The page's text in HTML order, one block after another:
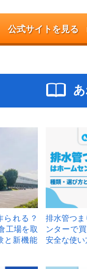
公式サイトを見る
られる？
工場を取
と新機能
排水管つ
ンターで
安全な使い